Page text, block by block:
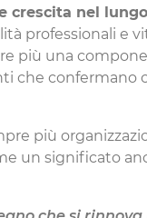
crescita nel
professionali e
più una
che confermano
più
un significato